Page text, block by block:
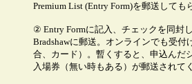
Premium List (Entry Form)を郵送しても
② Entry Formに記入、チェックを同封
Bradshawに郵送。オンラインでも受付
合、カード）。暫くすると、申込んだ
入場券（無い時もある）が郵送されて